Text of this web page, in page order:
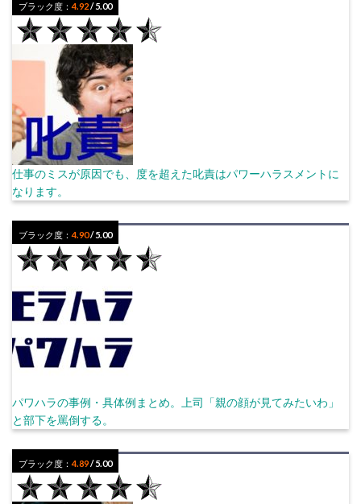
ブラック度：4.92/ 5.00
仕事のミスが原因でも、度を超えた叱責はパワーハラスメントに
なります。
ブラック度：4.90/ 5.00
パワハラの事例・具体例まとめ。上司「親の顔が見てみたいわ」
と部下を罵倒する。
ブラック度：4.89/ 5.00